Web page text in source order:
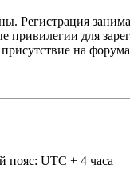
Регистрация
для
на
пояс: UTC + 4 часа